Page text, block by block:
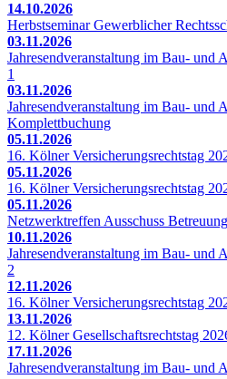
14.10.2026
Herbstseminar Gewerblicher
03.11.2026
Jahresendveranstaltung im Bau- und
1
03.11.2026
Jahresendveranstaltung im Bau- und
Komplettbuchung
05.11.2026
16. Kölner Versicherungsrechtstag
05.11.2026
16. Kölner Versicherungsrechtstag
05.11.2026
Netzwerktreffen Ausschuss
10.11.2026
Jahresendveranstaltung im Bau- und
2
12.11.2026
16. Kölner Versicherungsrechtstag
13.11.2026
12. Kölner Gesellschaftsrechtstag
17.11.2026
Jahresendveranstaltung im Bau- und